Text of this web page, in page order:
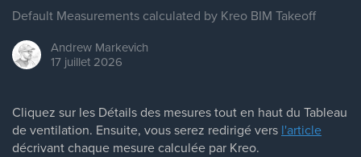
Default Measurements calculated by Kreo BIM Takeoff
Andrew Markevich
17 juillet 2026
Cliquez sur les Détails des mesures tout en haut du Tableau
de ventilation. Ensuite, vous serez redirigé vers l'article
décrivant chaque mesure calculée par Kreo.